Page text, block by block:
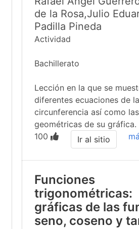
de la Rosa,Julio
Padilla Pineda
Actividad
Bachillerato
Lección en la que se
diferentes ecuaciones de la
circunferencia así como
geométricas de su gráfica.
100
Ir al sitio
Funciones
trigonométricas:
gráficas de las
seno, coseno y